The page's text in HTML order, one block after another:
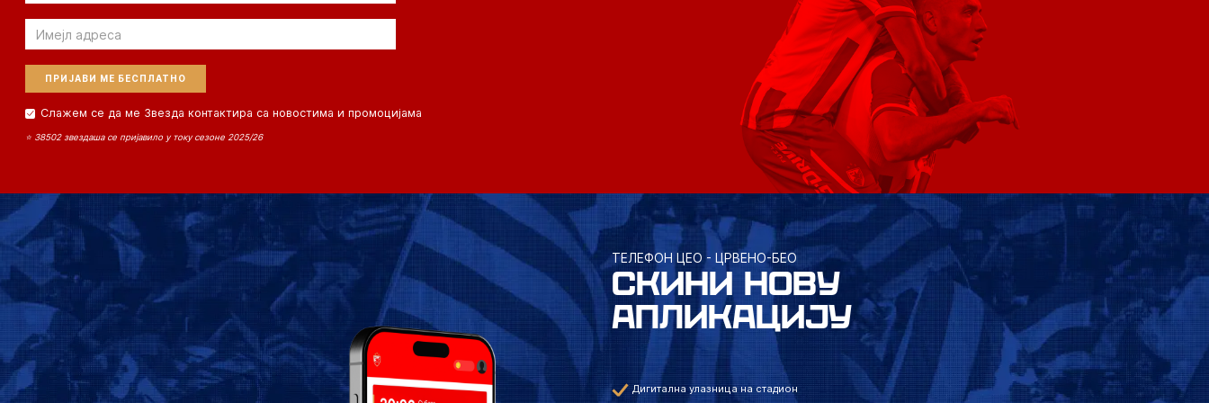
Email
Слажем се да ме Звезда контактира са новостима и промоцијама
⭐ 38502 звездаша се пријавило у току сезоне 2025/26
ТЕЛЕФОН ЦЕО - ЦРВЕНО-БЕО
СКИНИ НОВУ
АПЛИКАЦИЈУ
Дигитална улазница на стадион